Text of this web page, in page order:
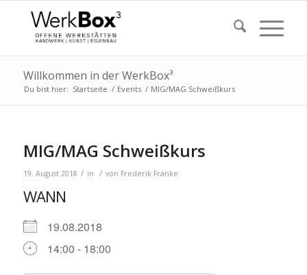
Willkommen in der WerkBox³
Du bist hier: Startseite / Events / MIG/MAG Schweißkurs
MIG/MAG Schweißkurs
19. August 2018 / in / von Frederik Franke
WANN
19.08.2018
14:00 - 18:00